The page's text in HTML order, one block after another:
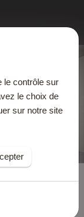
le contrôle sur
le choix de
sur notre site